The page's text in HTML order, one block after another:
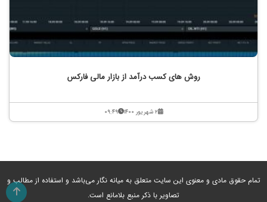
روش های کسب درآمد از بازار مالی فارکس
۲ شهریور ۱۴۰۰ ۰۹:۴۹
تمام حقوق مادی و معنوی این سایت متعلق به میانه نگار می‌باشد و استفاده از مطالب و
تصاویر با ذکر منبع بلامانع است.